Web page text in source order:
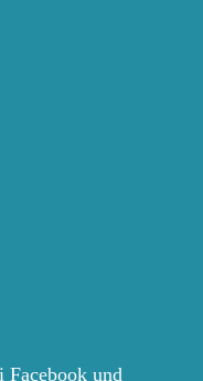
Facebook und